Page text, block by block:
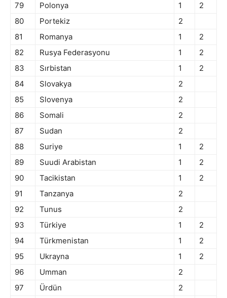
79
Polonya 1
2
80
Portekiz
2
81
Romanya 1
2
82
Rusya Federasyonu 1
2
83
Sırbistan 1
2
84
Slovakya
2
85
Slovenya
2
86
Somali
2
87
Sudan
2
88
Suriye 1
2
89
Suudi Arabistan 1
2
90
Tacikistan 1
2
91
Tanzanya
2
92
Tunus
2
93
Türkiye 1
2
94
Türkmenistan 1
2
95
Ukrayna 1
2
96
Umman
2
97
Ürdün
2